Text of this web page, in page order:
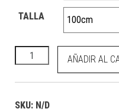
TALLA
Childrens Stirrup
AÑADIR AL
SKU: N/D